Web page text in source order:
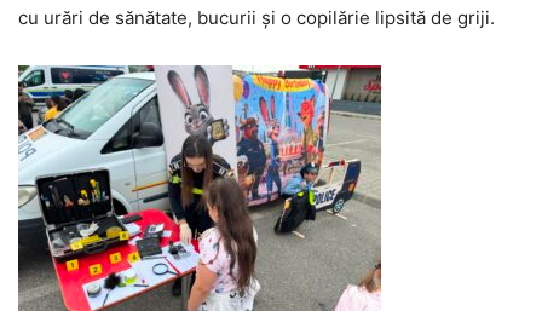
cu urări de sănătate, bucurii și o copilărie lipsită de griji.